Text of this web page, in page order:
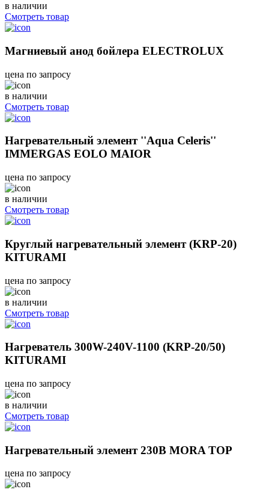
в наличии
Смотреть товар
Магниевый анод бойлера ELECTROLUX
цена по запросу
в наличии
Смотреть товар
Нагревательный элемент ''Aqua Celeris''
IMMERGAS EOLO MAIOR
цена по запросу
в наличии
Смотреть товар
Круглый нагревательный элемент (KRP-20)
KITURAMI
цена по запросу
в наличии
Смотреть товар
Нагреватель 300W-240V-1100 (KRP-20/50)
KITURAMI
цена по запросу
в наличии
Смотреть товар
Нагревательный элемент 230В MORA TOP
цена по запросу